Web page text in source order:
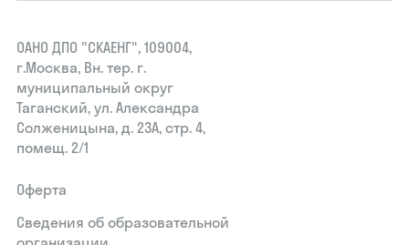
ОАНО ДПО "СКАЕНГ", 109004,
г.Москва, Вн. тер. г.
муниципальный округ
Таганский, ул. Александра
Солженицына, д. 23А, стр. 4,
помещ. 2/1
Оферта
Сведения об образовательной